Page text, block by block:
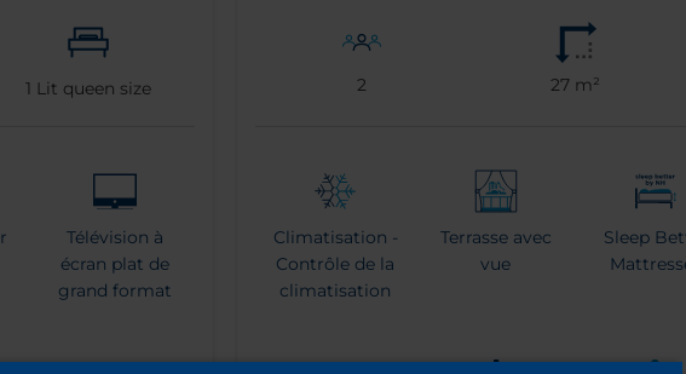
1 Lit queen size
Télévision à
écran plat de
grand format
2 27 m²
Climatisation -
Contrôle de la
climatisation
Terrasse avec
vue
Sleep